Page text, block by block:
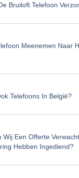
Bruiloft Telefoon
Meenemen Naar
Telefoons In België?
Wij Een Offerte
Hebben Ingediend?